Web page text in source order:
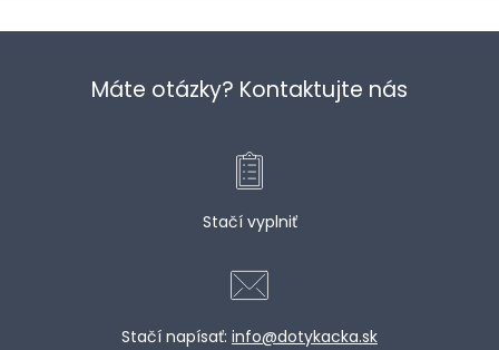
Máte otázky? Kontaktujte nás
Stačí vyplniť
Stačí napísať: info@dotykacka.sk